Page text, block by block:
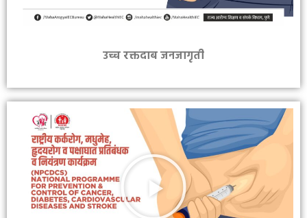
उच्च रक्तदाब जनजागृती